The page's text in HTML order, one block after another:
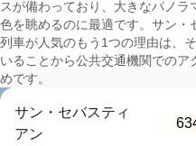
スが備わっており、大きなパノ
色を眺めるのに最適です。サン
列車が人気のもう1つの理由は、
いることから公共交通機関での
めです。
サン・セバスティ
アン